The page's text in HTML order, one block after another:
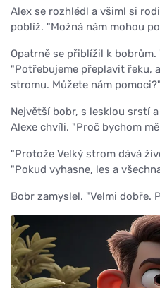
Alex se rozhlédl a všiml si
poblíž. "Možná nám mohou
Opatrně se přiblížil k
"Potřebujeme přeplavit řeku,
stromu. Můžete nám pomoci?"
Největší bobr, s lesklou srstí
Alexe chvíli. "Proč bychom
"Protože Velký strom dává
"Pokud vyhasne, les a
Bobr zamyslel. "Velmi dobře.